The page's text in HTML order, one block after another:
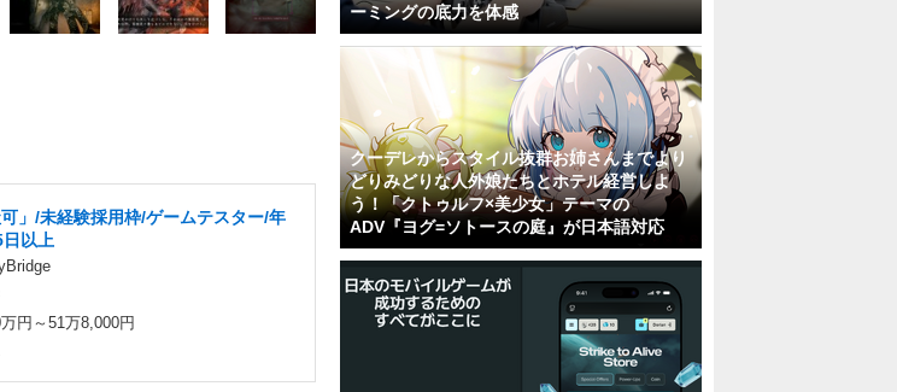
可」/未経験採用枠/ゲームテスター/年
以上
円～51万8,000円
ーミングの底力を体感
クーデレからスタイル抜群お姉さんまでより
どりみどりな人外娘たちとホテル経営しよ
う！「クトゥルフ×美少女」テーマの
ADV『ヨグ=ソトースの庭』が日本語対応